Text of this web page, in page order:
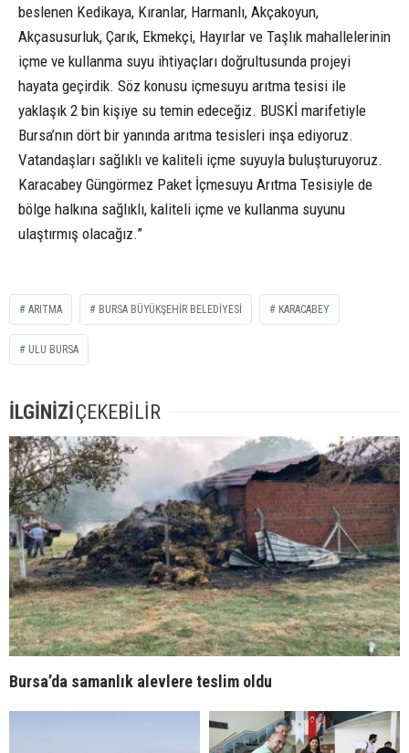
beslenen Kedikaya, Kıranlar, Harmanlı, Akçakoyun,
Akçasusurluk, Çarık, Ekmekçi, Hayırlar ve Taşlık mahallelerinin
içme ve kullanma suyu ihtiyaçları doğrultusunda projeyi
hayata geçirdik. Söz konusu içmesuyu arıtma tesisi ile
yaklaşık 2 bin kişiye su temin edeceğiz. BUSKİ marifetiyle
Bursa’nın dört bir yanında arıtma tesisleri inşa ediyoruz.
Vatandaşları sağlıklı ve kaliteli içme suyuyla buluşturuyoruz.
Karacabey Güngörmez Paket İçmesuyu Arıtma Tesisiyle de
bölge halkına sağlıklı, kaliteli içme ve kullanma suyunu
ulaştırmış olacağız.”
ARITMA BURSA BÜYÜKŞEHIR BELEDIYESI KARACABEY
ULU BURSA
İLGİNİZİÇEKEBİLİR
Bursa’da samanlık alevlere teslim oldu